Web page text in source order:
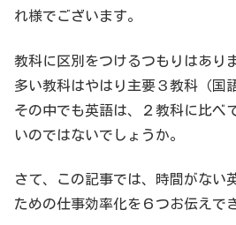
れ様でございます。
教科に区別をつけるつもりはあり
多い教科はやはり主要３教科（国
その中でも英語は、２教科に比べ
いのではないでしょうか。
さて、この記事では、時間がない
ための仕事効率化を６つお伝えで